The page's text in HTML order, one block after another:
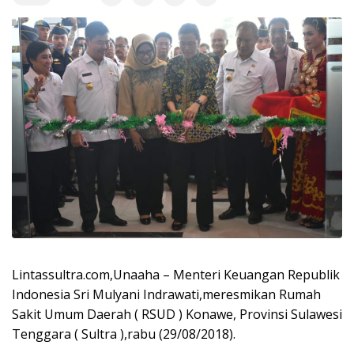
Lintassultra.com,Unaaha – Menteri Keuangan Republik
Indonesia Sri Mulyani Indrawati,meresmikan Rumah
Sakit Umum Daerah ( RSUD ) Konawe, Provinsi Sulawesi
Tenggara ( Sultra ),rabu (29/08/2018).